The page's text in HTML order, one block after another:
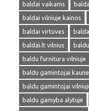
baldai vaikams
baldai vilniuje kainos
baldai virtuves
baldai.lt vilnius
baldu furnitura vilniuje
baldu gamintojai kaune
baldu gamintojai
baldu gamyba alytuje